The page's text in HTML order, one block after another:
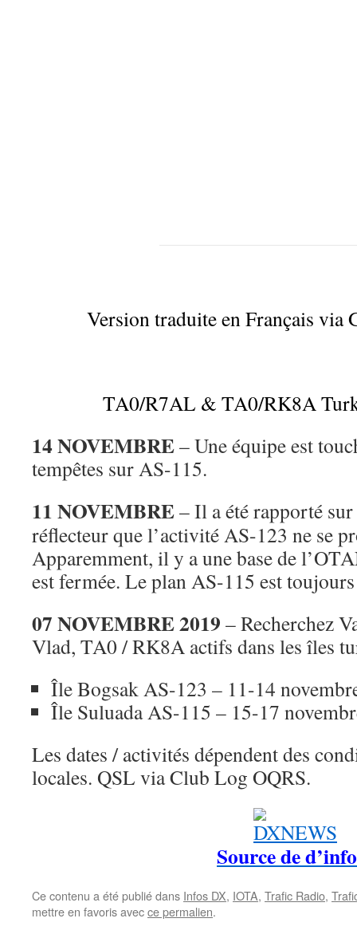
Version traduite en Français via
TA0/R7AL & TA0/RK8A
14 NOVEMBRE– Une équipe est
tempêtes sur AS-115.
11 NOVEMBRE– Il a été rapporté
réflecteur que l’activité AS-123 ne se
Apparemment, il y a une base de
est fermée. Le plan AS-115 est
07 NOVEMBRE 2019 – Recherchez
Vlad, TA0 / RK8A actifs dans les îles
Île Bogsak AS-123 – 11-14
Île Suluada AS-115 – 15-17
Les dates / activités dépendent des
locales. QSL via Club Log OQRS.
Source de d’info
Ce contenu a été publié dans Infos DX, IOTA, Trafic Radio,
mettre en favoris avecce permalien.